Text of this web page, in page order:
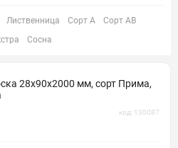
Лиственница Сорт А
Сорт АВ
Сосна
28х90х2000 мм, сорт Прима,
код: 130087